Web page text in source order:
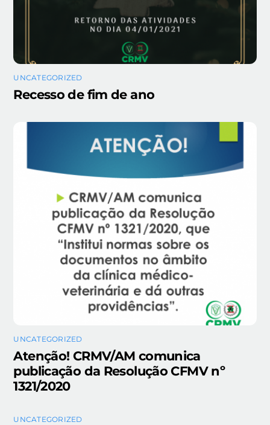
UNCATEGORIZED
Recesso de fim de ano
UNCATEGORIZED
Atenção! CRMV/AM comunica
publicação da Resolução CFMV nº
1321/2020
UNCATEGORIZED